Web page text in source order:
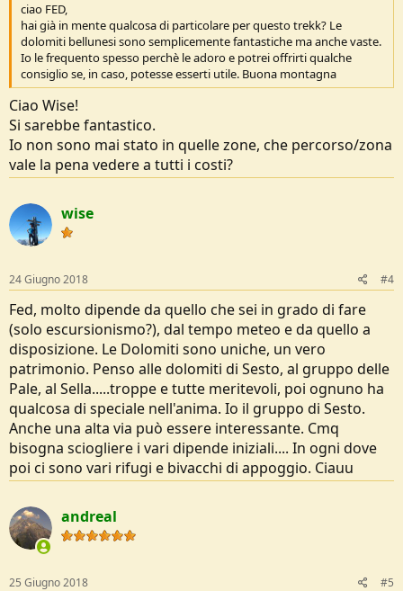
ciao FED,
hai già in mente qualcosa di particolare per questo trekk? Le
dolomiti bellunesi sono semplicemente fantastiche ma anche vaste.
Io le frequento spesso perchè le adoro e potrei offrirti qualche
consiglio se, in caso, potesse esserti utile. Buona montagna
Ciao Wise!
Si sarebbe fantastico.
Io non sono mai stato in quelle zone, che percorso/zona
vale la pena vedere a tutti i costi?
wise
24 Giugno 2018 #4
Fed, molto dipende da quello che sei in grado di fare
(solo escursionismo?), dal tempo meteo e da quello a
disposizione. Le Dolomiti sono uniche, un vero
patrimonio. Penso alle dolomiti di Sesto, al gruppo delle
Pale, al Sella.....troppe e tutte meritevoli, poi ognuno ha
qualcosa di speciale nell'anima. Io il gruppo di Sesto.
Anche una alta via può essere interessante. Cmq
bisogna sciogliere i vari dipende iniziali.... In ogni dove
poi ci sono vari rifugi e bivacchi di appoggio. Ciauu
andreal
25 Giugno 2018 #5